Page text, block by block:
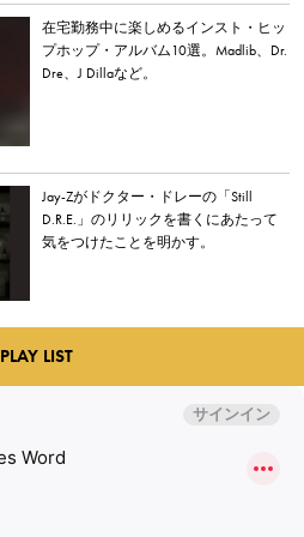
在宅勤務中に楽しめるインスト・ヒッ
プホップ・アルバム10選。Madlib、Dr.
Dre、J Dillaなど。
Jay-Zがドクター・ドレーの「Still
D.R.E.」のリリックを書くにあたって
気をつけたことを明かす。
PLAY LIST